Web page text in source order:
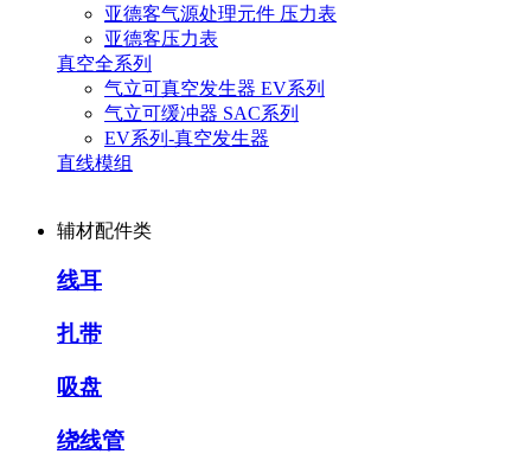
亚德客气源处理元件 压力表
亚德客压力表
真空全系列
气立可真空发生器 EV系列
气立可缓冲器 SAC系列
EV系列-真空发生器
直线模组
辅材配件类
线耳
扎带
吸盘
绕线管